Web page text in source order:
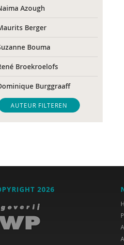
Azough
Berger
Bouma
Broekroelofs
Burggraaff
Capel
Day
Doosje
R. Feddes
Fermin
AUTEUR FILTEREN
2026